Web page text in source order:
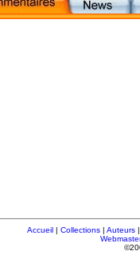
Accueil | Collections | Auteurs